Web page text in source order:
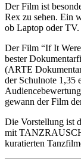
Der Film ist
Rex zu sehen. Ein
ob Laptop oder
Der Film “If It
bester
(ARTE
der Schulnote
gewann der Film
Die Vorstellung ist
mit
kuratierten